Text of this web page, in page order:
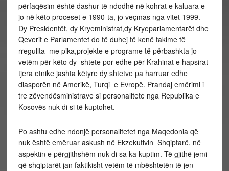
përfaqësim është dashur të ndodhë në kohrat e kaluara e
jo në këto proceset e 1990-ta, jo veçmas nga vitet 1999.
Dy Presidentët, dy Kryeministrat,dy Kryeparlamentarët dhe
Qeverit e Parlamentet do të duhej të kenë takime të
rregullta me pika,projekte e programe të përbashkta jo
vetëm për këto dy shtete por edhe për Krahinat e hapsirat
tjera etnike jashta këtyre dy shtetve pa harruar edhe
diasporën në Amerikë, Turqi e Evropë. Prandaj emërimi i
tre zëvendësministrave si personalitete nga Republika e
Kosovës nuk di si të kuptohet.
Po ashtu edhe ndonjë personalitetet nga Maqedonia që
nuk është emëruar askush në Ekzekutivin Shqiptarë, në
aspektin e përgjithshëm nuk di sa ka kuptim. Të gjithë jemi
që shqiptarët jan faktikisht vetëm të mbështetën të jen